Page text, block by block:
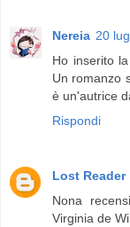
Nereia 20
Ho inserito
Un romanzo
è un'autrice
Rispondi
Lost Reader
Nona
Virginia de